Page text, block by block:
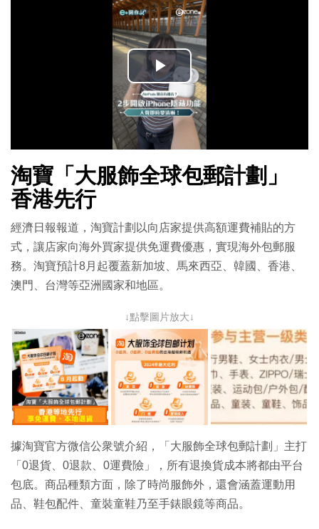
播
放
影
片
淘寶「大服飾全球包郵計劃」
香港先行
經濟日報報道，淘寶計劃以向店家提供高額運費補貼的方
式，讓店家向海外買家提供免運費優惠，實現海外包郵服
務。淘寶預計8月起覆蓋新加坡、馬來西亞、韓國、香港、
澳門、台灣等亞洲國家和地區。
↓點擊圖片放大↓
據淘寶官方微信公衆號介紹，「大服飾全球包郵計劃」主打
「0退貨、0退款、0運費險」，所有退換貨成本將都由平台
包底。商品種類方面，除了時尚服飾外，還會涵蓋運動用
品、鞋包配件、童裝童鞋乃至手錶眼鏡等商品。